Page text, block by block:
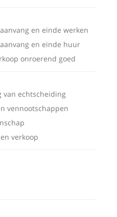
en einde werken
en einde huur
onroerend goed
echtscheiding
vennootschappen
verkoop